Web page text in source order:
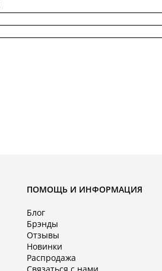
ПОМОЩЬ И ИНФОРМАЦИЯ
Блог
Брэнды
Отзывы
Новинки
Распродажа